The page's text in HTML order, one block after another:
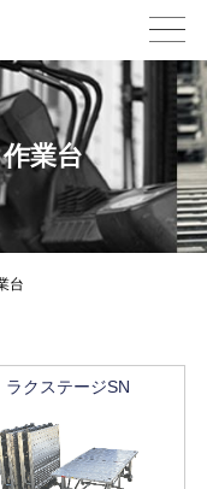
業台
台
ラクステージSN